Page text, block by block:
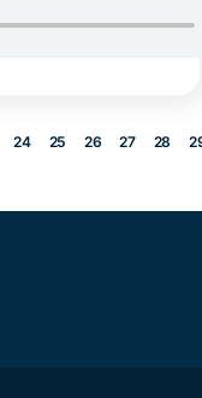
24 25 26 27 28